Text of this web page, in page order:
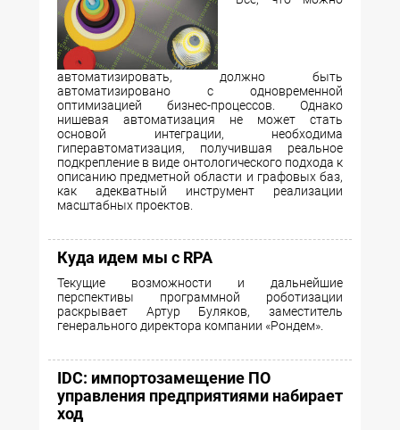
автоматизировать, должно быть
автоматизировано с одновременной
оптимизацией бизнес-процессов. Однако
нишевая автоматизация не может стать
основой интеграции, необходима
гиперавтоматизация, получившая реальное
подкрепление в виде онтологического подхода к
описанию предметной области и графовых баз,
как адекватный инструмент реализации
масштабных проектов.
Куда идем мы с RPA
Текущие возможности и дальнейшие
перспективы программной роботизации
раскрывает Артур Буляков, заместитель
генерального директора компании «Рондем».
IDC: импортозамещение ПО
управления предприятиями набирает
ход